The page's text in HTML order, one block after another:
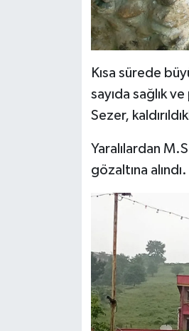
Kısa sürede
sayıda sağlık
Sezer,
Yaralılardan
gözaltına